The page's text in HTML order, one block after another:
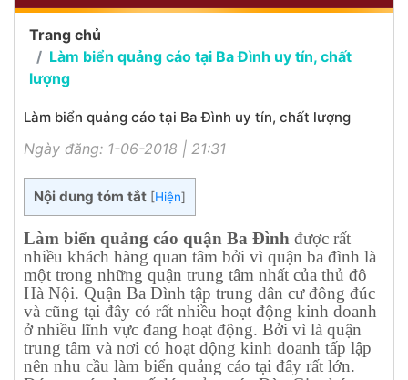
Trang chủ
Làm biển quảng cáo tại Ba Đình uy tín, chất
lượng
Làm biển quảng cáo tại Ba Đình uy tín, chất lượng
Ngày đăng: 1-06-2018 | 21:31
Nội dung tóm tắt [Hiện]
Làm biển quảng cáo quận Ba Đình được rất
nhiều khách hàng quan tâm bởi vì quận ba đình là
một trong những quận trung tâm nhất của thủ đô
Hà Nội. Quận Ba Đình tập trung dân cư đông đúc
và cũng tại đây có rất nhiều hoạt động kinh doanh
ở nhiều lĩnh vực đang hoạt động. Bởi vì là quận
trung tâm và nơi có hoạt động kinh doanh tấp lập
nên nhu cầu làm biển quảng cáo tại đây rất lớn.